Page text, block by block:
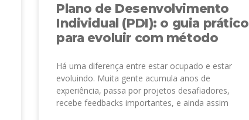
Plano de Desenvolvimento
Individual (PDI): o guia prático
para evoluir com método
Há uma diferença entre estar ocupado e estar
evoluindo. Muita gente acumula anos de
experiência, passa por projetos desafiadores,
recebe feedbacks importantes, e ainda assim